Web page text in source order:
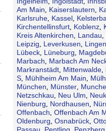
Am Main
Kaiserslautern
Karlsruhe, Kassel,
Kirchentellinsfurt, Koblenz,
Kreis Altenkirchen Landau
Leipzig Leverkusen Lingen
Lübeck, Lüneburg
Marbach Marbach Am
Markranstädt, Mittenwalde,
S, Mühlheim Am Main
München Münster,
Netzschkau Neu Ulm
Nienburg Nordhausen
Offenbach Offenbach Am
Oldenburg Osnabrück,
Passau Pentling Penzberg